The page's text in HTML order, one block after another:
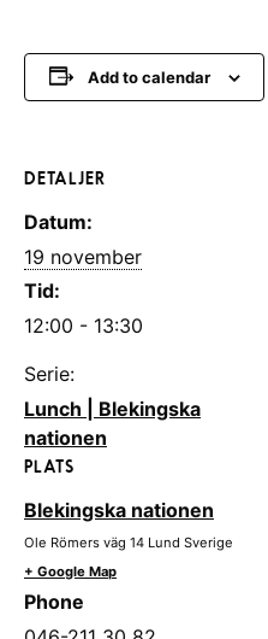
Add to calendar
DETALJER
Datum:
19 november
Tid:
12:00 - 13:30
Serie:
Lunch | Blekingska
nationen
PLATS
Blekingska nationen
Ole Römers väg 14 Lund Sverige
+ Google Map
Phone